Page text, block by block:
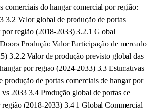
comerciais do hangar comercial por região:
3.2 Valor global de produção de portas
por região (2018-2033) 3.2.1 Global
Produção Valor Participação de mercado
3.2.2 Valor de produção previsto global das
por região (2024-2033) 3.3 Estimativas
produção de portas comerciais de hangar por
vs 2033 3.4 Produção global de portas de
região (2018-2033) 3.4.1 Global Commercial